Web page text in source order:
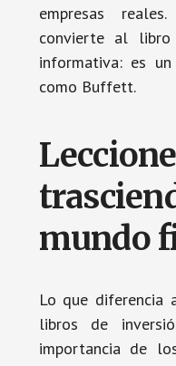
empresas
convierte al
informativa: es
como Buffett.
mundo
Lo que
libros de
importancia de